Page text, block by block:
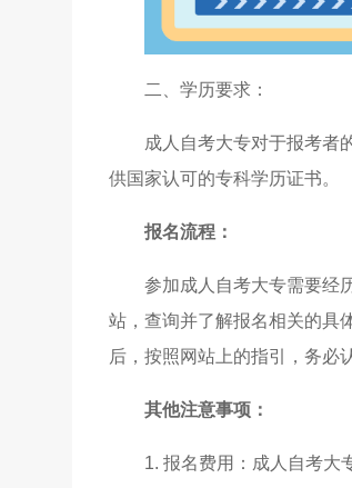
二、学历要求：
成人自考大专对于报考者
供国家认可的专科学历证书。
报名流程：
参加成人自考大专需要经
站，查询并了解报名相关的具
后，按照网站上的指引，务必
其他注意事项：
1. 报名费用：成人自考大